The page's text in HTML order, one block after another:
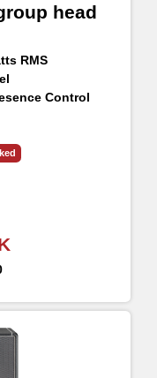
head
RMS
Control
transformer